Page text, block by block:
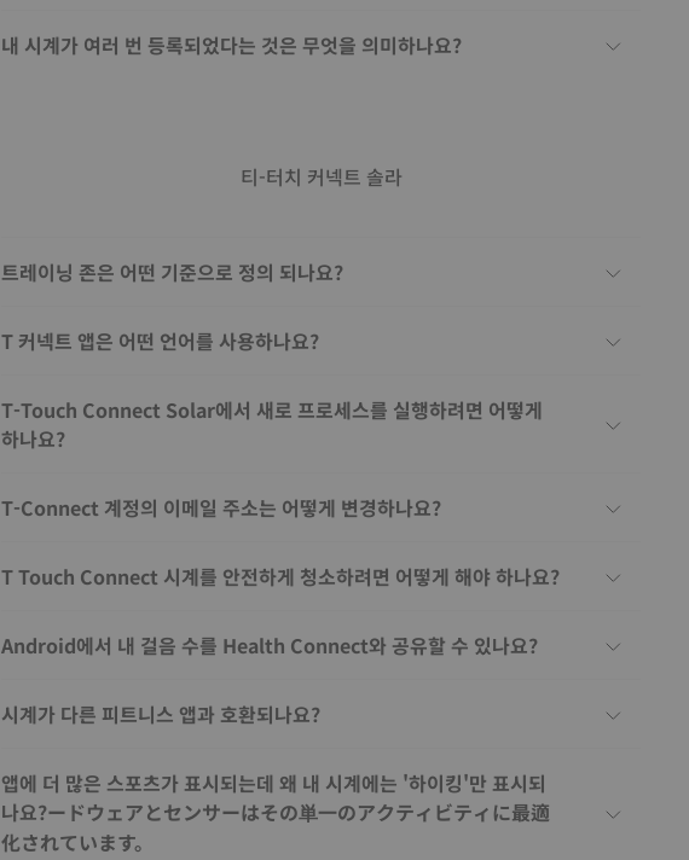
내 시계가 여러 번 등록되었다는 것은 무엇을 의미하나요?
티-터치 커넥트 솔라
트레이닝 존은 어떤 기준으로 정의 되나요?
T 커넥트 앱은 어떤 언어를 사용하나요?
T-Touch Connect Solar에서 새로 프로세스를 실행하려면 어떻게
하나요?
T-Connect 계정의 이메일 주소는 어떻게 변경하나요?
T Touch Connect 시계를 안전하게 청소하려면 어떻게 해야 하나요?
Android에서 내 걸음 수를 Health Connect와 공유할 수 있나요?
시계가 다른 피트니스 앱과 호환되나요?
앱에 더 많은 스포츠가 표시되는데 왜 내 시계에는 '하이킹'만 표시되
나요?ードウェアとセンサーはその単一のアクティビティに最適
化されています。